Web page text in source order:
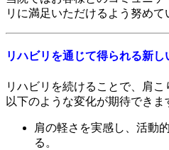
リに満足いただけるよう努めて
リハビリを通じて得られる新し
リハビリを続けることで、肩こ
以下のような変化が期待できま
肩の軽さを実感し、活動
る。